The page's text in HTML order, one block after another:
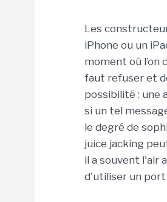
Les
iPhone ou un
moment où l’on
faut refuser et
possibilité : une
si un tel
le degré de
juice jacking
il a souvent l'air
d'utiliser un port